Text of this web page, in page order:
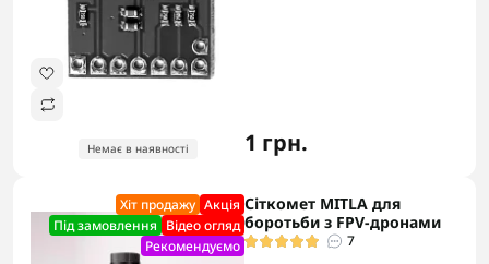
Немає в наявності 1 грн.
Хіт продажу Акцiя
Під замовлення Відео огляд
Рекомендуємо
Сіткомет MITLA для
боротьби з FPV-дронами
7